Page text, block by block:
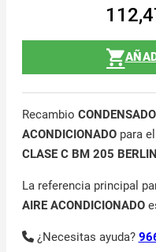
Recambio
ACONDICIONADOpara
CLASE C BM 205
La referencia principal
AIRE ACONDICIONADO
¿Necesitas ayuda?